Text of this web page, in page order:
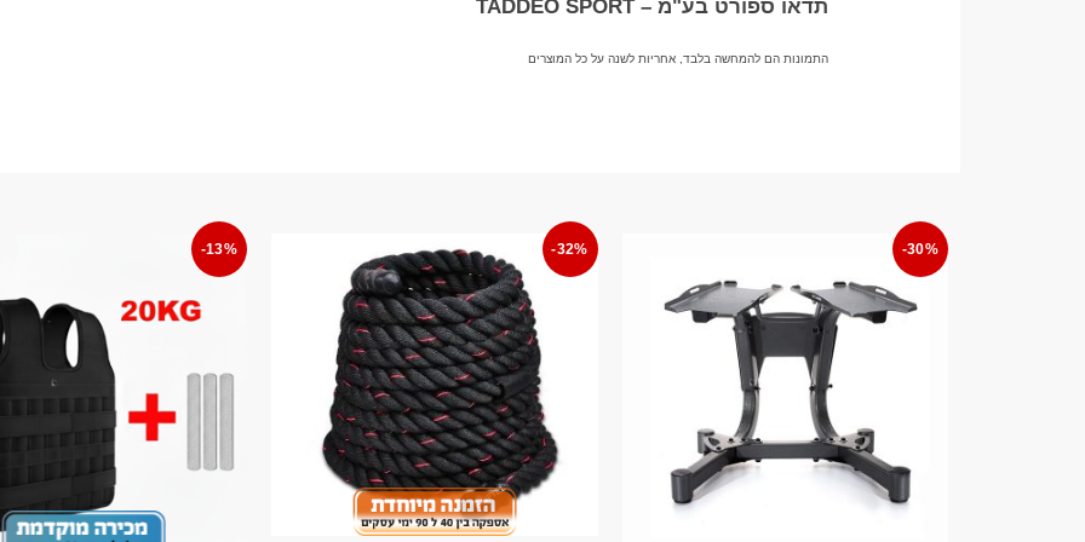
תדאו ספורט בע"מ – TADDEO SPORT
התמונות הם להמחשה בלבד, אחריות לשנה על כל המוצרים
-30%
-32%
-13%